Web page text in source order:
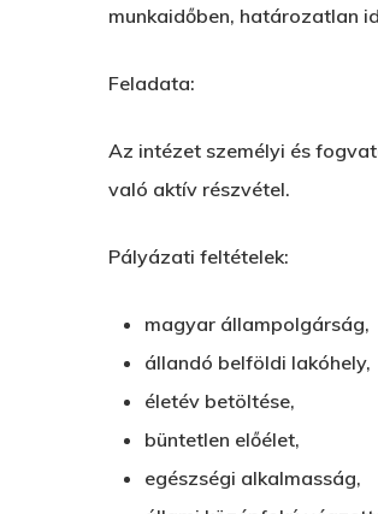
munkaidőben, határozatlan
Feladata:
Az intézet személyi és
való aktív részvétel.
Pályázati feltételek:
magyar állampolgárság,
állandó belföldi lakóhely,
életév betöltése,
büntetlen előélet,
egészségi alkalmasság,